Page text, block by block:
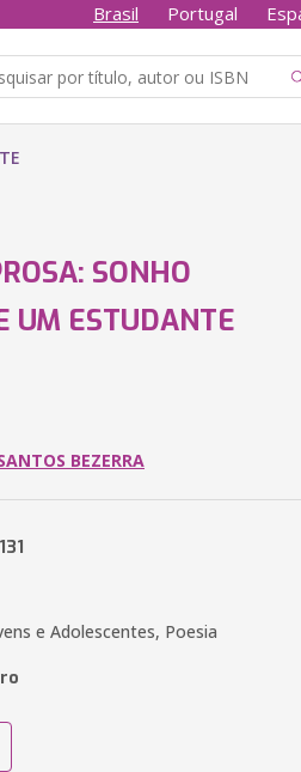
Brasil Portugal
SONHO
UM ESTUDANTE
BEZERRA
e Adolescentes, Poesia